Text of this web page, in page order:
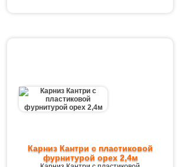
Карниз Кантри с пластиковой
фурнитурой орех 2,4м